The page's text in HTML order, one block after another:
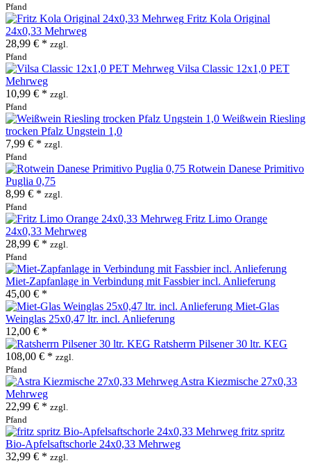
Pfand
Fritz Kola Original
24x0,33 Mehrweg
28,99 € * zzgl.
Pfand
Vilsa Classic 12x1,0 PET
Mehrweg
10,99 € * zzgl.
Pfand
Weißwein Riesling
trocken Pfalz Ungstein 1,0
7,99 € * zzgl.
Pfand
Rotwein Danese Primitivo
Puglia 0,75
8,99 € * zzgl.
Pfand
Fritz Limo Orange
24x0,33 Mehrweg
28,99 € * zzgl.
Pfand
Miet-Zapfanlage in Verbindung mit Fassbier incl. Anlieferung
45,00 € *
Miet-Glas
Weinglas 25x0,47 ltr. incl. Anlieferung
12,00 € *
Ratsherrn Pilsener 30 ltr. KEG
108,00 € * zzgl.
Pfand
Astra Kiezmische 27x0,33
Mehrweg
22,99 € * zzgl.
Pfand
fritz spritz
Bio-Apfelsaftschorle 24x0,33 Mehrweg
32,99 € * zzgl.